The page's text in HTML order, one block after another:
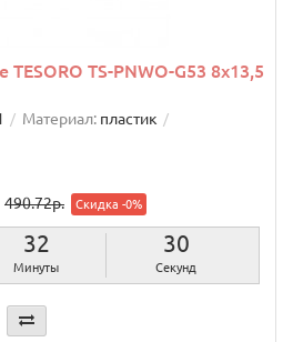
TS-PNWO-G53 8х13,5
Материал: пластик
490.72р. Скидка -0%
32
Минуты
29
Секунд